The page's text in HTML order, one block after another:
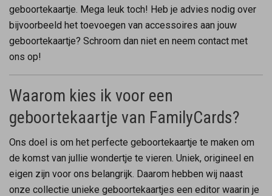
geboortekaartje. Mega leuk toch! Heb je advies nodig over
bijvoorbeeld het toevoegen van accessoires aan jouw
geboortekaartje? Schroom dan niet en neem contact met
ons op!
Waarom kies ik voor een
geboortekaartje van FamilyCards?
Ons doel is om het perfecte geboortekaartje te maken om
de komst van jullie wondertje te vieren. Uniek, origineel en
eigen zijn voor ons belangrijk. Daarom hebben wij naast
onze collectie unieke geboortekaartjes een editor waarin je